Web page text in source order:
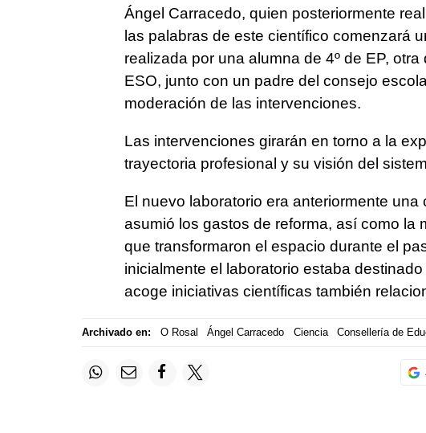
Ángel Carracedo, quien posteriormente
las palabras de este científico comenzará
realizada por una alumna de 4º de EP,
ESO, junto con un padre del consejo
moderación de las intervenciones.
Las intervenciones girarán en torno a la
trayectoria profesional y su visión del
El nuevo laboratorio era anteriormente
asumió los gastos de reforma, así como la
que transformaron el espacio durante el
inicialmente el laboratorio estaba
acoge iniciativas científicas también
Archivado en: O Rosal Ángel Carracedo Ciencia Consellería de